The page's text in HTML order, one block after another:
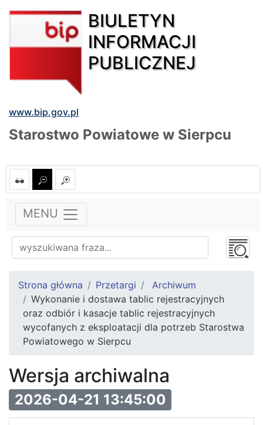
BIULETYN
INFORMACJI
PUBLICZNEJ
www.bip.gov.pl
Starostwo Powiatowe w Sierpcu
MENU
Strona główna Przetargi
Archiwum
Wykonanie i dostawa tablic rejestracyjnych
oraz odbiór i kasacje tablic rejestracyjnych
wycofanych z eksploatacji dla potrzeb Starostwa
Powiatowego w Sierpcu
Wersja archiwalna
2026-04-21 13:45:00